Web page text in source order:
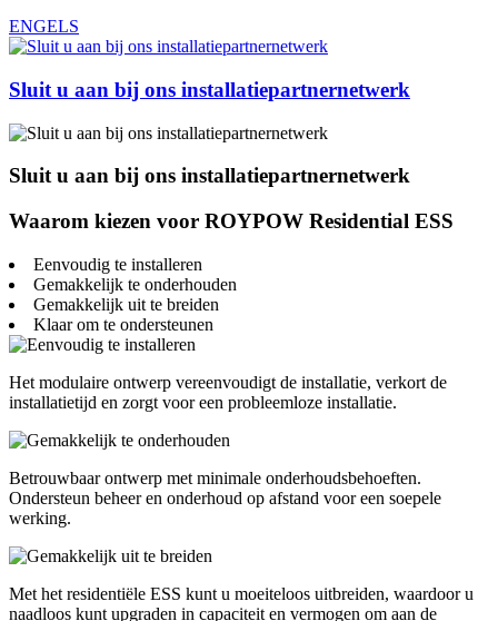
ENGELS
Sluit u aan bij ons installatiepartnernetwerk
Sluit u aan bij ons installatiepartnernetwerk
Waarom kiezen voor ROYPOW Residential ESS
Eenvoudig te installeren
Gemakkelijk te onderhouden
Gemakkelijk uit te breiden
Klaar om te ondersteunen
Het modulaire ontwerp vereenvoudigt de installatie, verkort de
installatietijd en zorgt voor een probleemloze installatie.
Betrouwbaar ontwerp met minimale onderhoudsbehoeften.
Ondersteun beheer en onderhoud op afstand voor een soepele
werking.
Met het residentiële ESS kunt u moeiteloos uitbreiden, waardoor u
naadloos kunt upgraden in capaciteit en vermogen om aan de